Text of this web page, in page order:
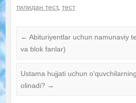
тилидан тест, тест
← Abituriyentlar uchun namunaviy
va blok fanlar)
Ustama hujjati uchun
olinadi? →